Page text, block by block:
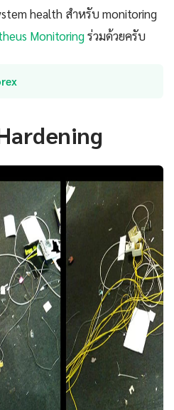
health สำหรับ monitoring
Monitoringร่วมด้วยครับ